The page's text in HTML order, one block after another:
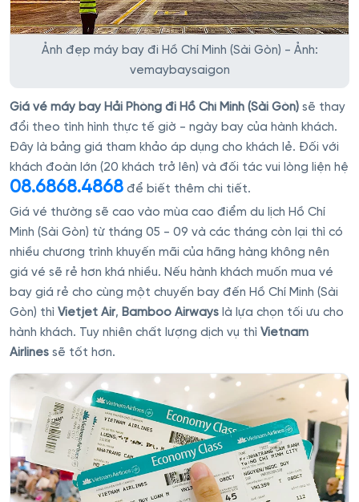
Ảnh đẹp máy bay đi Hồ Chí Minh (Sài Gòn) - Ảnh:
vemaybaysaigon
Giá vé máy bay Hải Phòng đi Hồ Chí Minh (Sài Gòn) sẽ thay
đổi theo tình hình thực tế giờ - ngày bay của hành khách.
Đây là bảng giá tham khảo áp dụng cho khách lẻ. Đối với
khách đoàn lớn (20 khách trở lên) và đối tác vui lòng liện hệ
08.6868.4868 để biết thêm chi tiết.
Giá vé thường sẽ cao vào mùa cao điểm du lịch Hồ Chí
Minh (Sài Gòn) từ tháng 05 - 09 và các tháng còn lại thì có
nhiều chương trình khuyến mãi của hãng hàng không nên
giá vé sẽ rẻ hơn khá nhiều. Nếu hành khách muốn mua vé
bay giá rẻ cho cùng một chuyến bay đến Hồ Chí Minh (Sài
Gòn) thì Vietjet Air, Bamboo Airways là lựa chọn tối ưu cho
hành khách. Tuy nhiên chất lượng dịch vụ thì Vietnam
Airlines sẽ tốt hơn.